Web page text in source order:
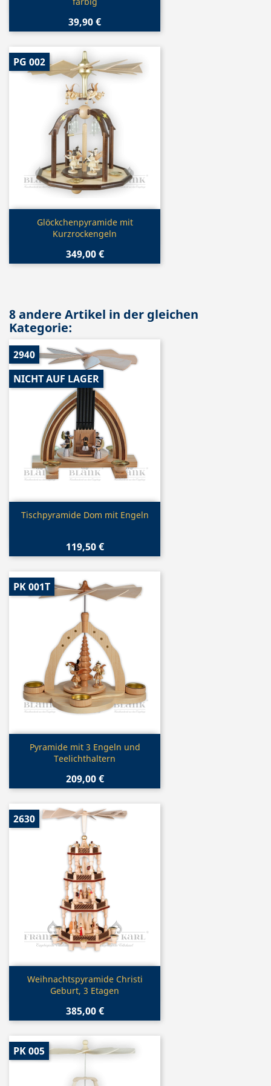
39,90 €
Vorschau
Glöckchenpyramide mit
Kurzrockengeln
349,00 €
PG 002
8 andere Artikel in der gleichen
Kategorie:
Vorschau
Tischpyramide Dom mit Engeln
119,50 €
2940
NICHT AUF LAGER
 Vorschau
Pyramide mit 3 Engeln und
Teelichthaltern
209,00 €
PK 001T
Vorschau
Weihnachtspyramide Christi
Geburt, 3 Etagen
385,00 €
2630
PK 005